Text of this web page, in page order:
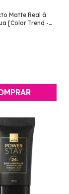
Matte Real à
[Color Trend -